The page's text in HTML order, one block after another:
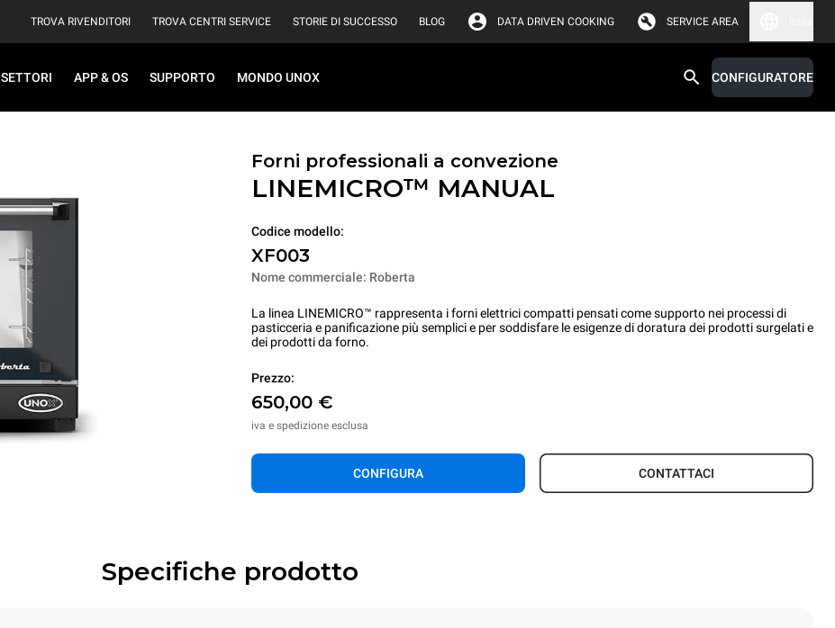
TROVA RIVENDITORI TROVA CENTRI SERVICE STORIE DI SUCCESSO BLOG DATA DRIVEN COOKING SERVICE AREA
SETTORI APP & OS SUPPORTO MONDO UNOX CONFIGURATORE
Forni professionali a convezione
LINEMICRO™ MANUAL
Codice modello:
XF003
Nome commerciale: Roberta
La linea LINEMICRO™ rappresenta i forni elettrici compatti pensati come supporto nei processi di
pasticceria e panificazione più semplici e per soddisfare le esigenze di doratura dei prodotti surgelati e
dei prodotti da forno.
Prezzo:
650,00 €
iva e spedizione esclusa
CONFIGURA CONTATTACI
Specifiche prodotto